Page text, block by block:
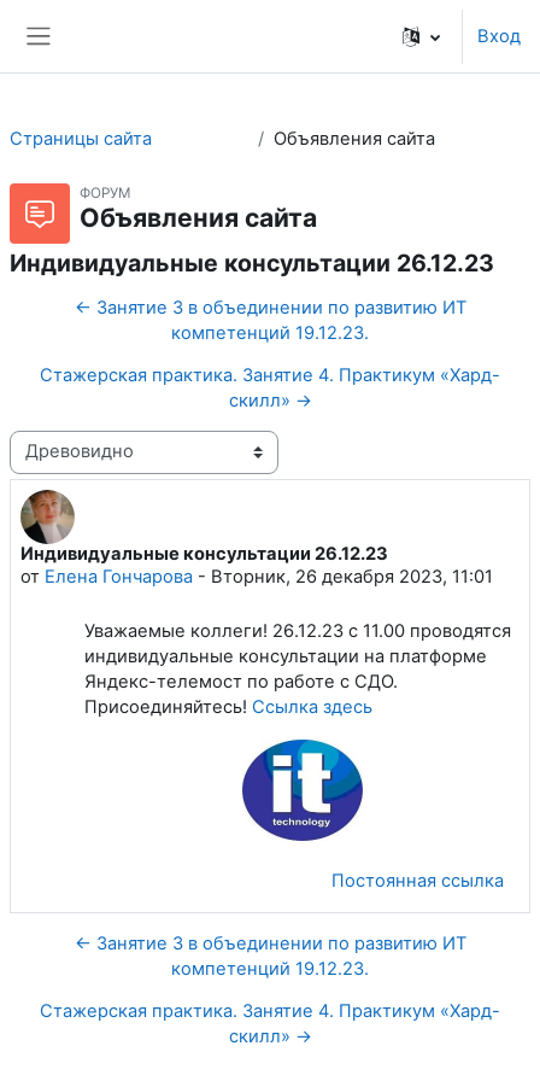
Вход
Страницы сайта Объявления сайта
ФОРУМ
Объявления сайта
Индивидуальные консультации 26.12.23
← Занятие 3 в объединении по развитию ИТ
компетенций 19.12.23.
Стажерская практика. Занятие 4. Практикум «Хард-
скилл» →
Режим отображения
Индивидуальные консультации 26.12.23
от Елена Гончарова - Вторник, 26 декабря 2023, 11:01
Количество ответов: 0
Уважаемые коллеги! 26.12.23 с 11.00 проводятся
индивидуальные консультации на платформе
Яндекс-телемост по работе с СДО.
Присоединяйтесь! Ссылка здесь
Постоянная ссылка
← Занятие 3 в объединении по развитию ИТ
компетенций 19.12.23.
Стажерская практика. Занятие 4. Практикум «Хард-
скилл» →